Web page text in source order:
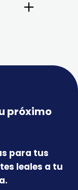
próximo
para tus
leales a tu